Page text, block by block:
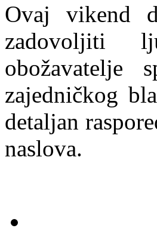
Ovaj vikend
zadovoljiti
zajedničkog
detaljan
naslova.